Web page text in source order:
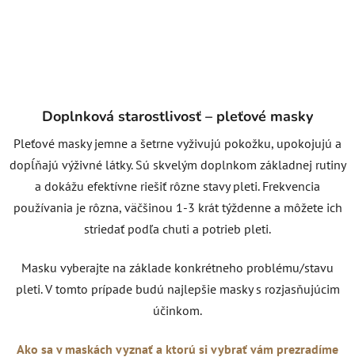
Doplnková starostlivosť – pleťové masky
Pleťové masky jemne a šetrne vyživujú pokožku, upokojujú a
dopĺňajú výživné látky. Sú skvelým doplnkom základnej rutiny
a dokážu efektívne riešiť rôzne stavy pleti. Frekvencia
používania je rôzna, väčšinou 1-3 krát týždenne a môžete ich
striedať podľa chuti a potrieb pleti.
Masku vyberajte na základe konkrétneho problému/stavu
pleti. V tomto prípade budú najlepšie masky s rozjasňujúcim
účinkom.
Ako sa v maskách vyznať a ktorú si vybrať vám prezradíme